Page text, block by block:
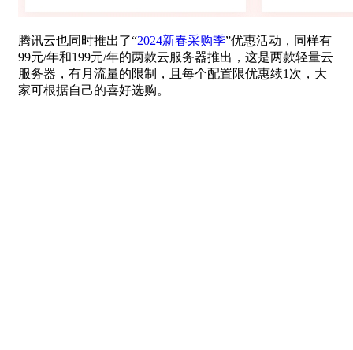
腾讯云也同时推出了“2024新春采购季”优惠活动，同样有
99元/年和199元/年的两款云服务器推出，这是两款轻量云
服务器，有月流量的限制，且每个配置限优惠续1次，大
家可根据自己的喜好选购。